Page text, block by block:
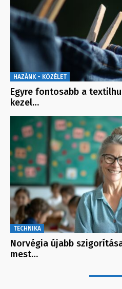
HAZÁNK - KÖZÉLET
Egyre fontosabb a
kezel…
TECHNIKA
Norvégia újabb
mest…